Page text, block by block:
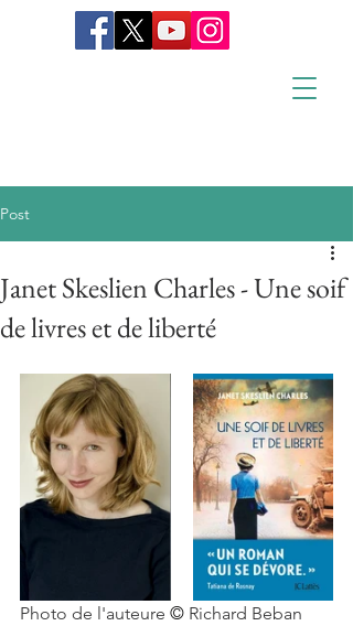
Post
Janet Skeslien Charles - Une soif
de livres et de liberté
Photo de l'auteure © Richard Beban